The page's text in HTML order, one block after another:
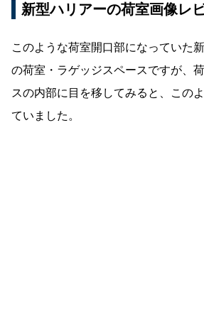
新型ハリアーの荷室画像レ
このような荷室開口部になっていた
の荷室・ラゲッジスペースですが、
スの内部に目を移してみると、この
ていました。